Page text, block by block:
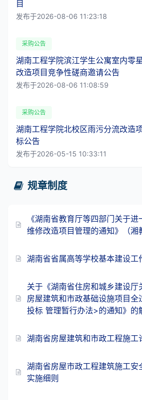
目
发布于2026-08-06 11:23:18
采购公告
湖南工程学院滨江学生公寓室内零
改造项目竞争性磋商邀请公告
发布于2026-08-06 11:08:59
采购公告
湖南工程学院北校区雨污分流改造
标公告
发布于2026-05-15 10:33:11
规章制度
《湖南省教育厅等四部门关于
维修改造项目管理的通知》（湘
湖南省省属高等学校基本建设工
关于《湖南省住房和城乡建设
房屋建筑和市政基础设施项目全
投标 管理暂行办法>的通知》的
湖南省房屋建筑和市政工程施工
湖南省房屋市政工程建筑施工安
实施细则